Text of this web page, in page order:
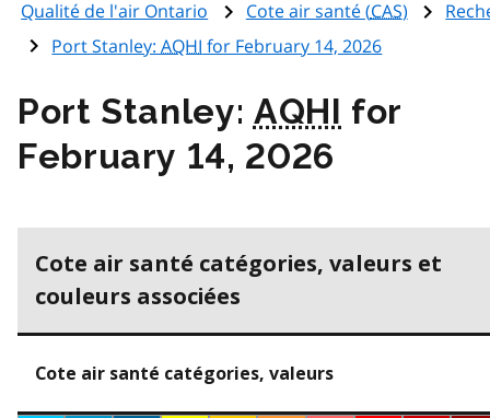
Qualité de l'air Ontario Cote air santé (CAS)
Port Stanley:AQHI for February 14, 2026
Port Stanley: AQHI for
February 14, 2026
Cote air santé catégories, valeurs et
couleurs associées
Cote air santé catégories, valeurs